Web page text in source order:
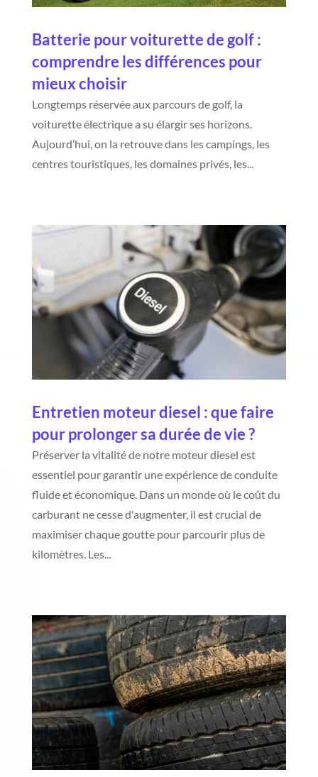
Batterie pour voiturette de golf :
comprendre les différences pour
mieux choisir
Longtemps réservée aux parcours de golf, la
voiturette électrique a su élargir ses horizons.
Aujourd’hui, on la retrouve dans les campings, les
centres touristiques, les domaines privés, les...
Entretien moteur diesel : que faire
pour prolonger sa durée de vie ?
Préserver la vitalité de notre moteur diesel est
essentiel pour garantir une expérience de conduite
fluide et économique. Dans un monde où le coût du
carburant ne cesse d'augmenter, il est crucial de
maximiser chaque goutte pour parcourir plus de
kilomètres. Les...